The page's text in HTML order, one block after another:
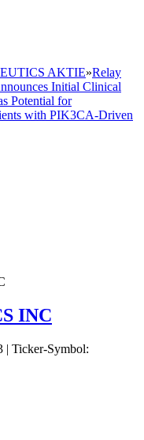
AKTIE»Relay
Initial Clinical
Potential for
with PIK3CA-Driven
INC
| Ticker-Symbol: